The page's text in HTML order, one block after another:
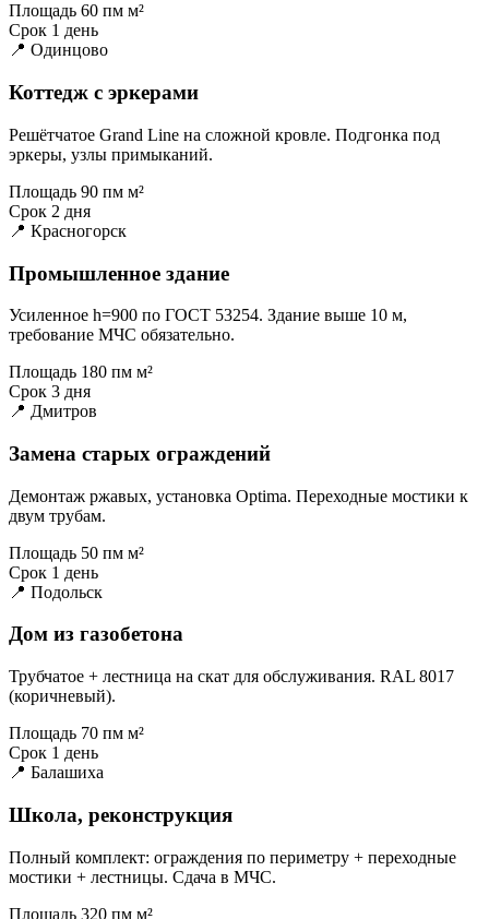
Площадь 60 пм м²
Срок 1 день
📍 Одинцово
Коттедж с эркерами
Решётчатое Grand Line на сложной кровле. Подгонка под
эркеры, узлы примыканий.
Площадь 90 пм м²
Срок 2 дня
📍 Красногорск
Промышленное здание
Усиленное h=900 по ГОСТ 53254. Здание выше 10 м,
требование МЧС обязательно.
Площадь 180 пм м²
Срок 3 дня
📍 Дмитров
Замена старых ограждений
Демонтаж ржавых, установка Optima. Переходные мостики к
двум трубам.
Площадь 50 пм м²
Срок 1 день
📍 Подольск
Дом из газобетона
Трубчатое + лестница на скат для обслуживания. RAL 8017
(коричневый).
Площадь 70 пм м²
Срок 1 день
📍 Балашиха
Школа, реконструкция
Полный комплект: ограждения по периметру + переходные
мостики + лестницы. Сдача в МЧС.
Площадь 320 пм м²